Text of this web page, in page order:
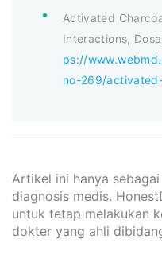
Activated
Interactions,
ps://
no-269/
Artikel ini hanya
diagnosis medis.
untuk tetap melakukan
dokter yang ahli